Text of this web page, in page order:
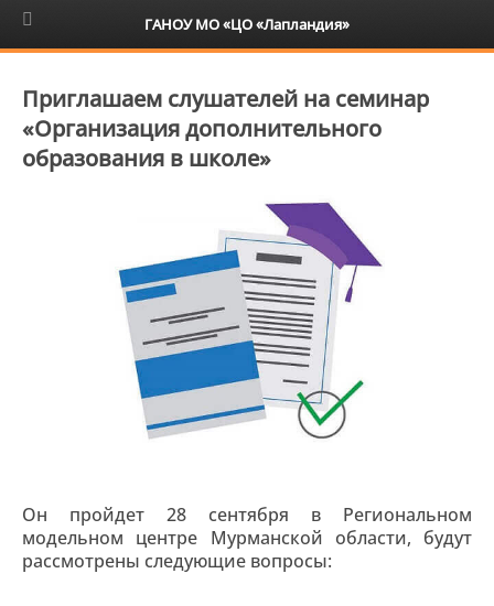
6+
Приглашаем слушателей на семинар
«Организация дополнительного
образования в школе»
Он пройдет 28 сентября в Региональном
модельном центре Мурманской области, будут
рассмотрены следующие вопросы:
ГАНОУ МО «ЦО «Лапландия»